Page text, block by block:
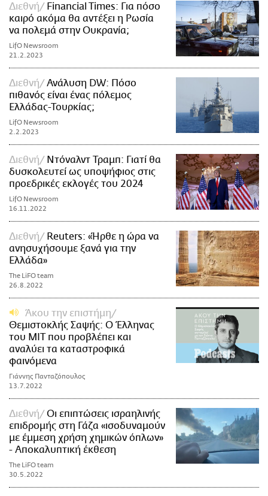
Διεθνή
Financial Times: Για πόσο
καιρό ακόμα θα αντέξει η Ρωσία
να πολεμά στην Ουκρανία;
LifO Newsroom
21.2.2023
Διεθνή
Ανάλυση DW: Πόσο
πιθανός είναι ένας πόλεμος
Ελλάδας-Τουρκίας;
LifO Newsroom
2.2.2023
Διεθνή
Ντόναλντ Τραμπ: Γιατί θα
δυσκολευτεί ως υποψήφιος στις
προεδρικές εκλογές του 2024
LifO Newsroom
16.11.2022
Διεθνή
Reuters: «Ήρθε η ώρα να
ανησυχήσουμε ξανά για την
Ελλάδα»
The LiFO team
26.8.2022
Άκου την επιστήμη
Θεμιστοκλής Σαψής: Ο Έλληνας
του ΜΙΤ που προβλέπει και
αναλύει τα καταστροφικά
φαινόμενα
Γιάννης Πανταζόπουλος
13.7.2022
Διεθνή
Οι επιπτώσεις ισραηλινής
επιδρομής στη Γάζα «ισοδυναμούν
με έμμεση χρήση χημικών όπλων»
- Αποκαλυπτική έκθεση
The LiFO team
30.5.2022